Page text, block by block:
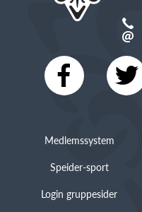
Medlemssystem
Speider-sport
Login gruppesider